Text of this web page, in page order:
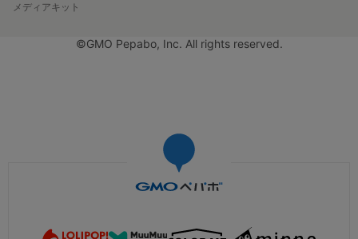
メディアキット
©GMO Pepabo, Inc. All rights reserved.